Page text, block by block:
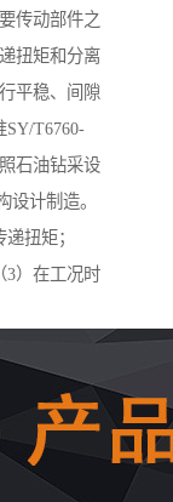
传动部件之
扭矩和分离
平稳、间隙
T6760-
石油钻采设
计制造。
扭矩；
3）在工况时